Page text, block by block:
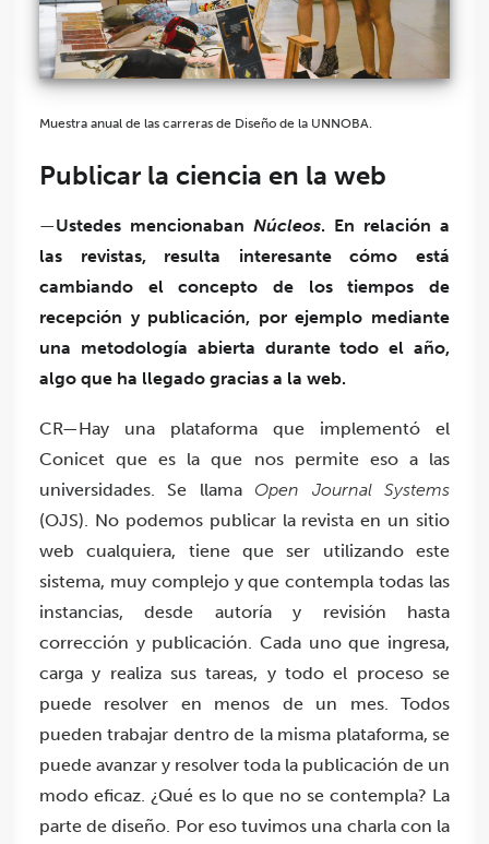
Muestra anual de las carreras de Diseño de la UNNOBA.
Publicar la ciencia en la web
—Ustedes mencionaban Núcleos. En relación a
las revistas, resulta interesante cómo está
cambiando el concepto de los tiempos de
recepción y publicación, por ejemplo mediante
una metodología abierta durante todo el año,
algo que ha llegado gracias a la web.
CR—Hay una plataforma que implementó el
Conicet que es la que nos permite eso a las
universidades. Se llama Open Journal Systems
(OJS). No podemos publicar la revista en un sitio
web cualquiera, tiene que ser utilizando este
sistema, muy complejo y que contempla todas las
instancias, desde autoría y revisión hasta
corrección y publicación. Cada uno que ingresa,
carga y realiza sus tareas, y todo el proceso se
puede resolver en menos de un mes. Todos
pueden trabajar dentro de la misma plataforma, se
puede avanzar y resolver toda la publicación de un
modo eficaz. ¿Qué es lo que no se contempla? La
parte de diseño. Por eso tuvimos una charla con la